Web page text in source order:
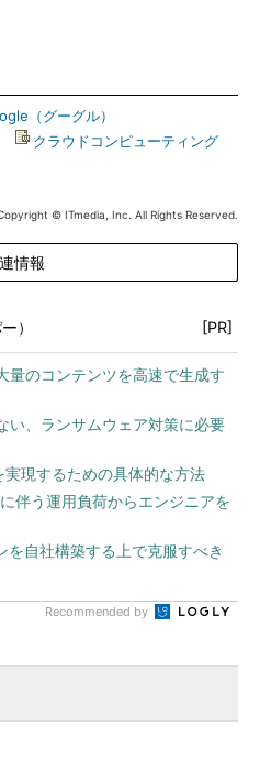
（グーグル）
クラウドコンピューティング
© ITmedia, Inc. All Rights Reserved.
情報
） [PR]
量のコンテンツを高速で生成す
い、ランサムウェア対策に必要
実現するための具体的な方法
伴う運用負荷からエンジニアを
を自社構築する上で克服すべき
Recommended by